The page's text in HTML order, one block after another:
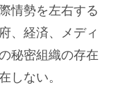
情勢を左右する
、経済、メディ
秘密組織の存在
しない。